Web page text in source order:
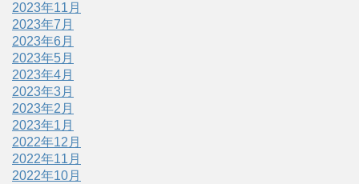
2023年11月
2023年7月
2023年6月
2023年5月
2023年4月
2023年3月
2023年2月
2023年1月
2022年12月
2022年11月
2022年10月